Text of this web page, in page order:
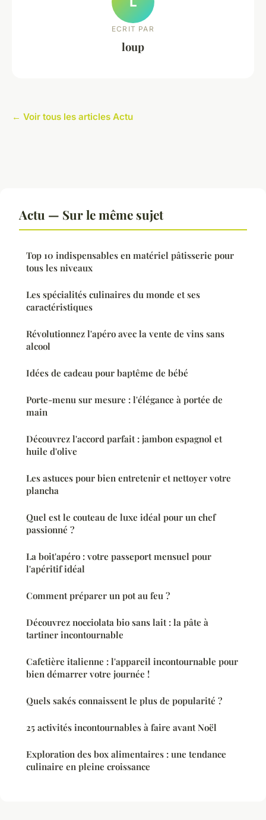
ECRIT PAR
loup
← Voir tous les articles Actu
Actu — Sur le même sujet
Top 10 indispensables en matériel pâtisserie pour
tous les niveaux
Les spécialités culinaires du monde et ses
caractéristiques
Révolutionnez l'apéro avec la vente de vins sans
alcool
Idées de cadeau pour baptême de bébé
Porte-menu sur mesure : l'élégance à portée de
main
Découvrez l'accord parfait : jambon espagnol et
huile d'olive
Les astuces pour bien entretenir et nettoyer votre
plancha
Quel est le couteau de luxe idéal pour un chef
passionné ?
La boit'apéro : votre passeport mensuel pour
l'apéritif idéal
Comment préparer un pot au feu ?
Découvrez nocciolata bio sans lait : la pâte à
tartiner incontournable
Cafetière italienne : l'appareil incontournable pour
bien démarrer votre journée !
Quels sakés connaissent le plus de popularité ?
25 activités incontournables à faire avant Noël
Exploration des box alimentaires : une tendance
culinaire en pleine croissance